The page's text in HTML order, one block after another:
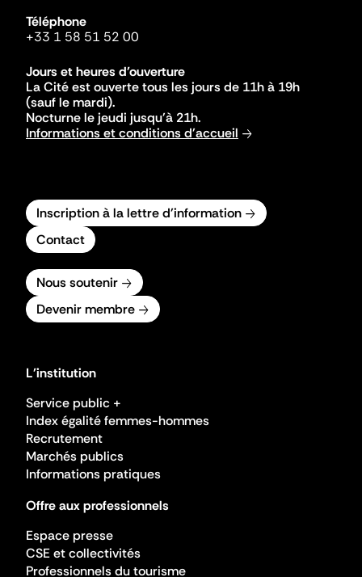
Téléphone
+33 1 58 51 52 00
Jours et heures d'ouverture
La Cité est ouverte tous les jours de 11h à 19h
(sauf le mardi).
Nocturne le jeudi jusqu'à 21h.
Informations et conditions d'accueil
Inscription à la lettre d'information
Contact
Nous soutenir
Devenir membre
L'institution
Service public +
Index égalité femmes-hommes
Recrutement
Marchés publics
Informations pratiques
Offre aux professionnels
Espace presse
CSE et collectivités
Professionnels du tourisme